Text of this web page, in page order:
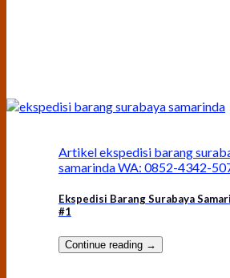
Artikel ekspedisi barang
samarinda WA: 0852-4342-
Ekspedisi Barang Surabaya
#1
Continue reading →